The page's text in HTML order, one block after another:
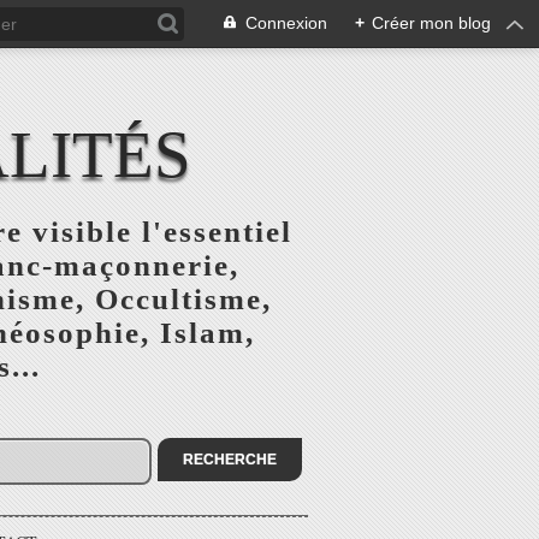
Connexion + Créer mon blog
visible l'essentiel
maçonnerie,
Occultisme,
Islam,